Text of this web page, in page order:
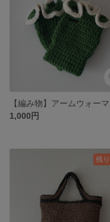
【編み物】アームウォー
1,000円
残